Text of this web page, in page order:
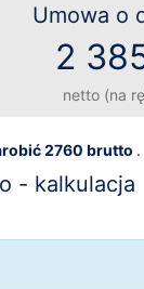
Umowa o
2
netto (na
2760 brutto .
- kalkulacja